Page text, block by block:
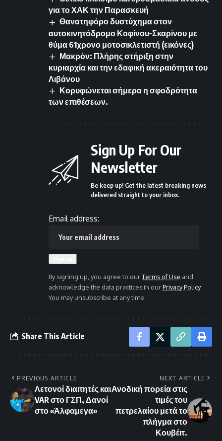
για το ΧΑΚ την Παρασκευή
Θανατηφόρο δυστύχημα στον
αυτοκινητόδρομο Κοφίνου–Σκαρίνου με
θύμα 61χρονο μοτοσικλετιστή (εικόνες)
Μακρόν: Πλήρης στήριξη στην
κυριαρχία και την εδαφική ακεραιότητα του
Λιβάνου
Κορυφώνεται σήμερα η σφοδρότητα
των επιθέσεων.
Sign Up For Our
Newsletter
Be keep up! Get the latest breaking news
delivered straight to your inbox.
Email address:
By signing up, you agree to ourTerms of Use and
acknowledge the data practices in ourPrivacy Policy.
You may unsubscribe at any time.
Share This Article
PREVIOUS ARTICLE
Λετονοί διαιτητές και
VAR στο ΓΣΠ, Δανοί
στο «Άλφαμεγα»
NEXT ARTICLE
Ανοδική πορεία στις
τιμές του
πετρελαίου μετά το
πλήγμα στο
Κουβέιτ.